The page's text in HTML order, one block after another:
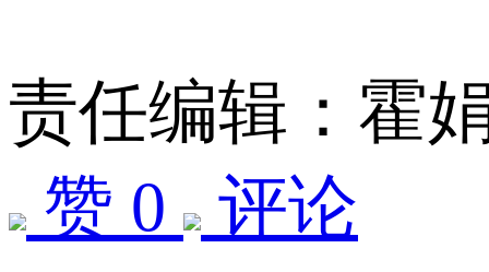
责任编辑：霍
赞 0
评论